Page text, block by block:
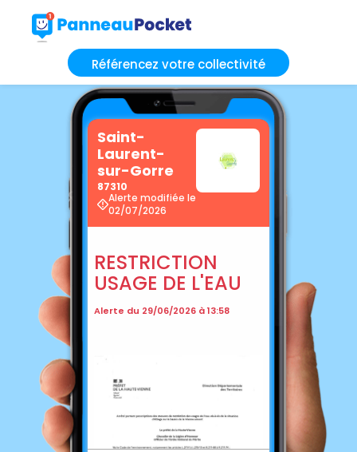
Référencez votre collectivité
Saint-
Laurent-
sur-Gorre
87310
Alerte modifiée le
02/07/2026
RESTRICTION
USAGE DE L'EAU
Alerte du 29/06/2026 à 13:58